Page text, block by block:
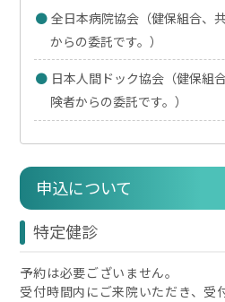
全日本病院協会（健保組合、
からの委託です。）
日本人間ドック協会（健保組
険者からの委託です。）
申込について
特定健診
予約は必要ございません。
受付時間内にご来院いただき、受